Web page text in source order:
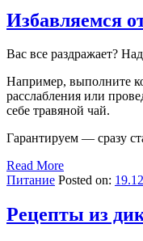
Избавляемся
Вас все раздражает?
Например, выполните
расслабления или
себе травяной чай.
Гарантируем — сразу
Read More
Питание Posted on:
Рецепты из